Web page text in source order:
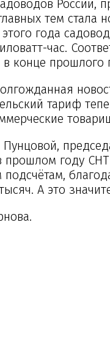
России,
тем стала
года
час.
конце прошлого
тариф
прошлом году
А это